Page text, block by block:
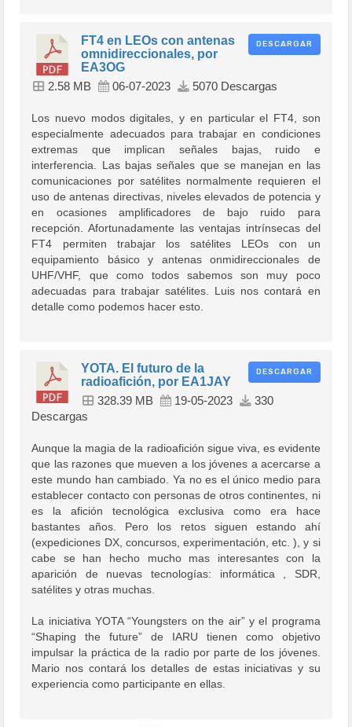
DESCARGAR
FT4 en LEOs con antenas
omnidireccionales, por
EA3OG
2.58 MB 06-07-2023 5070 Descargas
Los nuevo modos digitales, y en particular el FT4, son
especialmente adecuados para trabajar en condiciones
extremas que implican señales bajas, ruido e
interferencia. Las bajas señales que se manejan en las
comunicaciones por satélites normalmente requieren el
uso de antenas directivas, niveles elevados de potencia y
en ocasiones amplificadores de bajo ruido para
recepción. Afortunadamente las ventajas intrínsecas del
FT4 permiten trabajar los satélites LEOs con un
equipamiento básico y antenas onmidireccionales de
UHF/VHF, que como todos sabemos son muy poco
adecuadas para trabajar satélites. Luis nos contará en
detalle como podemos hacer esto.
DESCARGAR
YOTA. El futuro de la
radioafición, por EA1JAY
328.39 MB 19-05-2023
330
Descargas
Aunque la magia de la radioafición sigue viva, es evidente
que las razones que mueven a los jóvenes a acercarse a
este mundo han cambiado. Ya no es el único medio para
establecer contacto con personas de otros continentes, ni
es la afición tecnológica exclusiva como era hace
bastantes años. Pero los retos siguen estando ahí
(expediciones DX, concursos, experimentación, etc. ), y si
cabe se han hecho mucho mas interesantes con la
aparición de nuevas tecnologías: informática , SDR,
satélites y otras muchas.
La iniciativa YOTA “Youngsters on the air” y el programa
“Shaping the future” de IARU tienen como objetivo
impulsar la práctica de la radio por parte de los jóvenes.
Mario nos contará los detalles de estas iniciativas y su
experiencia como participante en ellas.